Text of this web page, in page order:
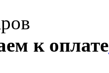
к оплате